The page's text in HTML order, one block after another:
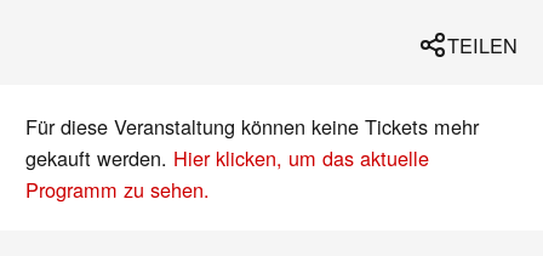
TEILEN
Für diese Veranstaltung können keine Tickets mehr
gekauft werden. Hier klicken, um das aktuelle
Programm zu sehen.